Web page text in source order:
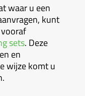
waar u een
kunt
sets. Deze
en
wijze komt u